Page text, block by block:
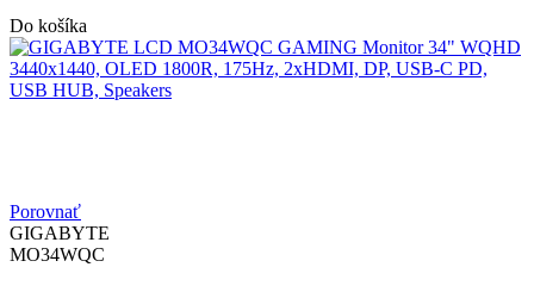
Do košíka
Porovnať
GIGABYTE
MO34WQC